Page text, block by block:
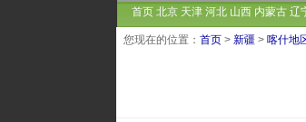
首页 北京 天津 河北 山西 内蒙古 辽
您现在的位置： 首页 > 新疆 > 喀什地